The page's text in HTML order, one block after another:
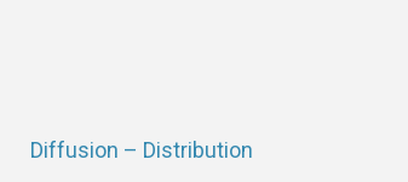
Diffusion – Distribution